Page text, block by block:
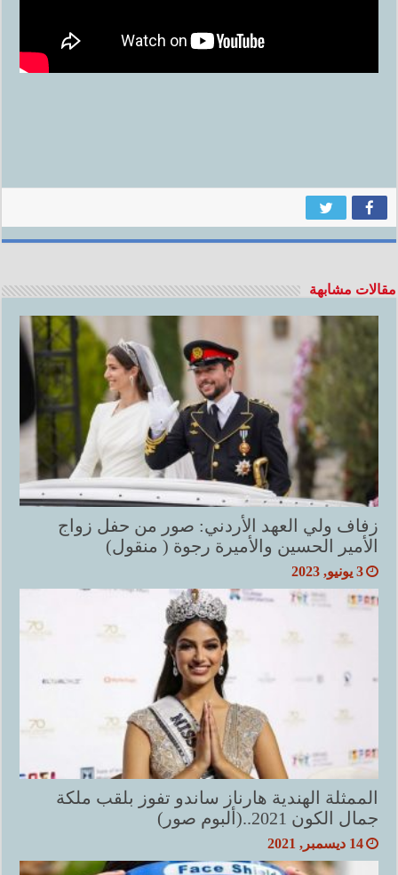
مقالات مشابهة
زفاف ولي العهد الأردني: صور من حفل زواج
الأمير الحسين والأميرة رجوة ( منقول)
3 يونيو, 2023
الممثلة الهندية هارناز ساندو تفوز بلقب ملكة
جمال الكون 2021..(ألبوم صور)
14 ديسمبر, 2021